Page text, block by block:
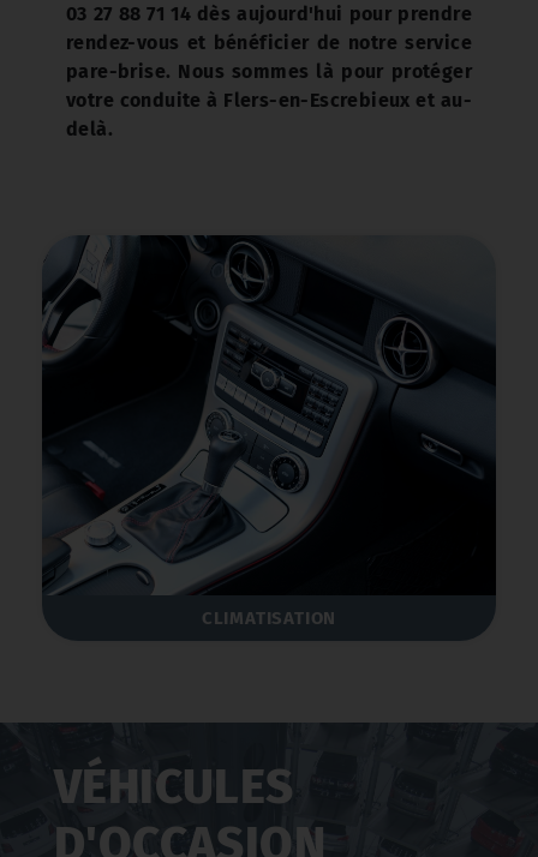
03 27 88 71 14 dès aujourd'hui pour prendre
rendez-vous et bénéficier de notre service
pare-brise. Nous sommes là pour protéger
votre conduite à Flers-en-Escrebieux et au-
delà.
CLIMATISATION
VÉHICULES
D'OCCASION